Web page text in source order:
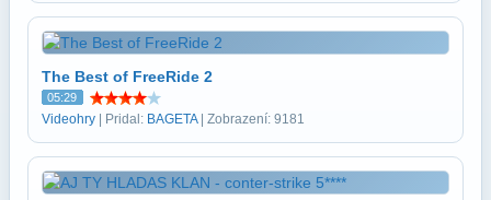
The Best of FreeRide 2
05:29
Videohry | Pridal: BAGETA| Zobrazení: 9181